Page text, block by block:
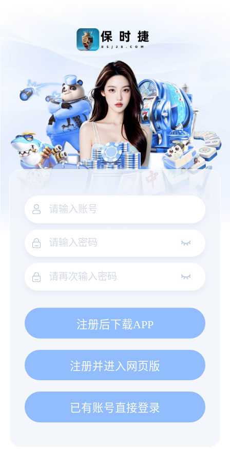
注册后下载APP
注册并进入网页版
已有账号直接登录